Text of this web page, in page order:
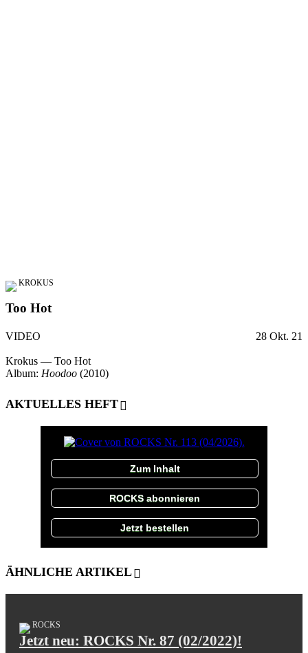
KROKUS
Too Hot
VIDEO 28 Okt. 21
Krokus — Too Hot
Album: Hoodoo (2010)
AKTUELLES HEFT
Zum Inhalt
ROCKS abonnieren
Jetzt bestellen
ÄHNLICHE ARTIKEL
ROCKS
Jetzt neu: ROCKS Nr. 87 (02/2022)!